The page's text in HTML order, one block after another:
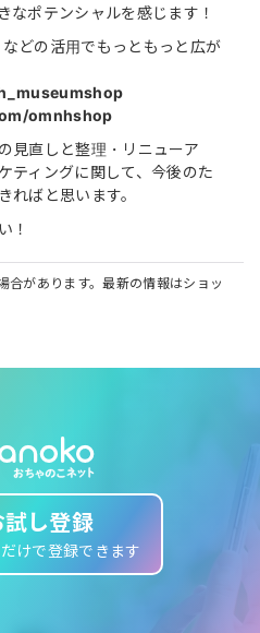
なポテンシャルを感じます！
どの活用でもっともっと広が
omnhshop
見直しと整理・リニューア
ティングに関して、今後のた
ればと思います。
！
合があります。最新の情報はショッ
試し登録
けで登録できます